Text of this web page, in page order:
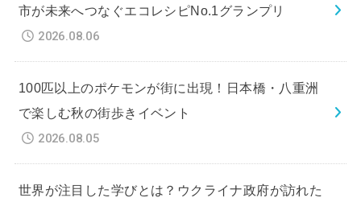
市が未来へつなぐエコレシピNo.1グランプリ
2026.08.06
100匹以上のポケモンが街に出現！日本橋・八重洲
で楽しむ秋の街歩きイベント
2026.08.05
世界が注目した学びとは？ウクライナ政府が訪れた